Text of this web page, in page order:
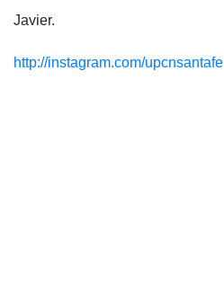
Javier.
http://instagram.com/upcnsantafe